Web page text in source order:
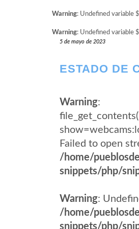
Warning: Undefined variable
Warning: Undefined variable
5 de mayo de 2023
ESTADO DE
Warning:
Failed to open
/home/
snippets/php/
Warning:
/home/
snippets/php/